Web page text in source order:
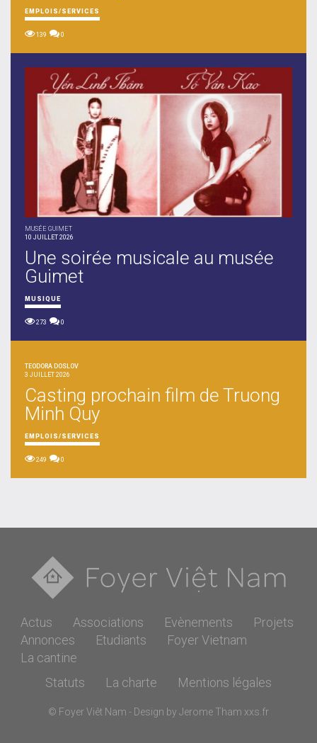
EMPLOIS/SERVICES
139 0
MUSÉE GUIMET
10 JUILLET 2026
Une soirée musicale au musée
Guimet
MUSIQUE
273 0
TEODORA DOSLOV
3 JUILLET 2026
Casting prochain film de Truong
Minh Quy
EMPLOIS/SERVICES
249 0
Actus Associations Evènements
Projets
Annonces
Etudiants
Foyer Vietnam
La cantine
Statuts
La charte Mentions légales
© Foyer Viêt Nam - Design by Jerome Tham xxs.fr